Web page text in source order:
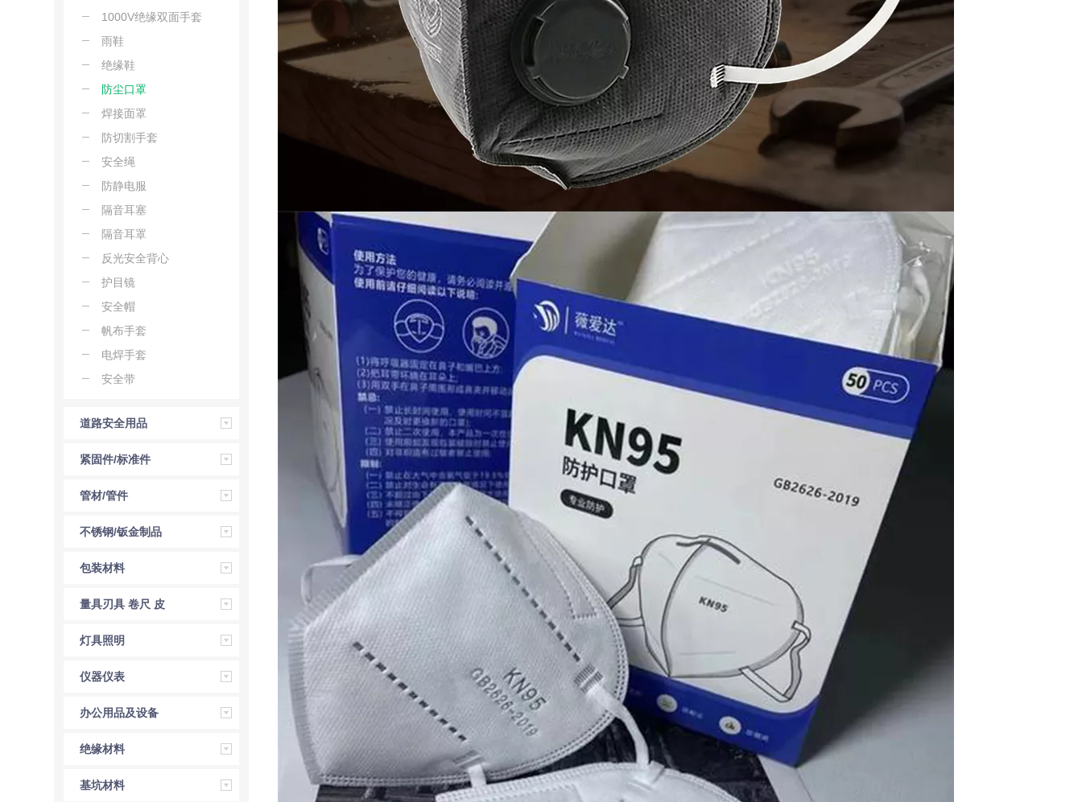
1000V绝缘双面手套
雨鞋
绝缘鞋
防尘口罩
焊接面罩
防切割手套
安全绳
防静电服
隔音耳塞
隔音耳罩
反光安全背心
护目镜
安全帽
帆布手套
电焊手套
安全带
道路安全用品
紧固件/标准件
管材/管件
不锈钢/钣金制品
包装材料
量具刃具 卷尺 皮
尺 角尺 直尺
灯具照明
仪器仪表
办公用品及设备
绝缘材料
基坑材料